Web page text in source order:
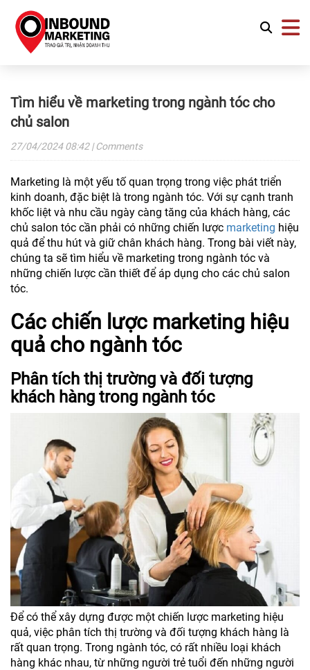
Tìm hiểu về marketing trong ngành tóc cho
chủ salon
27/04/202408:42| Comments
Marketing là một yếu tố quan trọng trong việc phát triển
kinh doanh, đặc biệt là trong ngành tóc. Với sự cạnh tranh
khốc liệt và nhu cầu ngày càng tăng của khách hàng, các
chủ salon tóc cần phải có những chiến lược marketing hiệu
quả để thu hút và giữ chân khách hàng. Trong bài viết này,
chúng ta sẽ tìm hiểu về marketing trong ngành tóc và
những chiến lược cần thiết để áp dụng cho các chủ salon
tóc.
Các chiến lược marketing hiệu
quả cho ngành tóc
Phân tích thị trường và đối tượng
khách hàng trong ngành tóc
Để có thể xây dựng được một chiến lược marketing hiệu
quả, việc phân tích thị trường và đối tượng khách hàng là
rất quan trọng. Trong ngành tóc, có rất nhiều loại khách
hàng khác nhau, từ những người trẻ tuổi đến những người